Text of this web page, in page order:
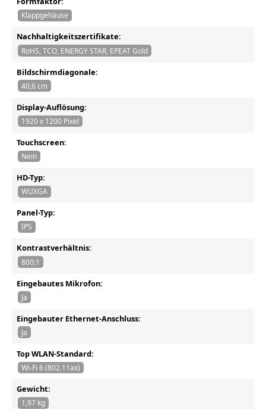
Klappgehäuse
Nachhaltigkeitszertifikate:
RoHS, TCO, ENERGY STAR, EPEAT Gold
Bildschirmdiagonale:
40,6 cm
Display-Auflösung:
1920 x 1200 Pixel
Touchscreen:
Nein
HD-Typ:
WUXGA
Panel-Typ:
IPS
Kontrastverhältnis:
800:1
Eingebautes Mikrofon:
Ja
Eingebauter Ethernet-Anschluss:
Ja
Top WLAN-Standard:
Wi-Fi 6 (802.11ax)
Gewicht:
1,97 kg